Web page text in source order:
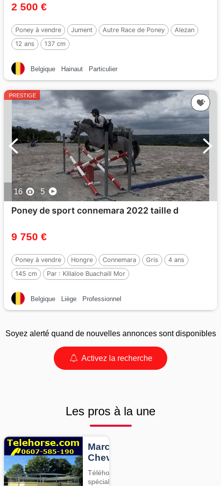
2 500 €
Poney à vendre Jument Autre Race de Poney
Alezan
12 ans
137 cm
Belgique Hainaut Particulier
PRESTIGE
16 5
Poney de sport connemara 2022 taille d
9 750 €
Poney à vendre Hongre Connemara Gris
4 ans
145 cm
Par : Killaloe Buachaill Mor
Belgique Liège Professionnel
Soyez alerté quand de nouvelles annonces sont disponibles
Activez la recherche
Les pros à la une
Marcheurs
Chevaux
Téléhorse,
spécialiste